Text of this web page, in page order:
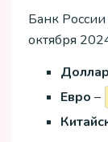
Банк
октября
Евро –